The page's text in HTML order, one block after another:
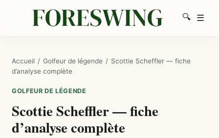
🔍
☰
Accueil / Golfeur de légende / Scottie Scheffler — fiche
d’analyse complète
GOLFEUR DE LÉGENDE
Scottie Scheffler — fiche
d’analyse complète